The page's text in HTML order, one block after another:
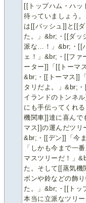
[[トップハム・ハッ
待っていましょう
は[[バッシュ]]と[[
た。」&br;・[[ダッ
派な…！」&br;・[[
ェ！」&br;・[[ファ
ーター]]「[[トーマ
&br;・[[トーマス]]
タリだよ。」&br;
イランドのトンネ
にも手伝ってくれ
機関車]]達に喜んで
マス]]の運んだツリ
&br;・[[デン]]「今
「しかも今まで一
マスツリーだ！」
た。そして[[蒸気機
ボンや鈴などの飾
た。」&br;・[[トッ
本当に立派なツリ